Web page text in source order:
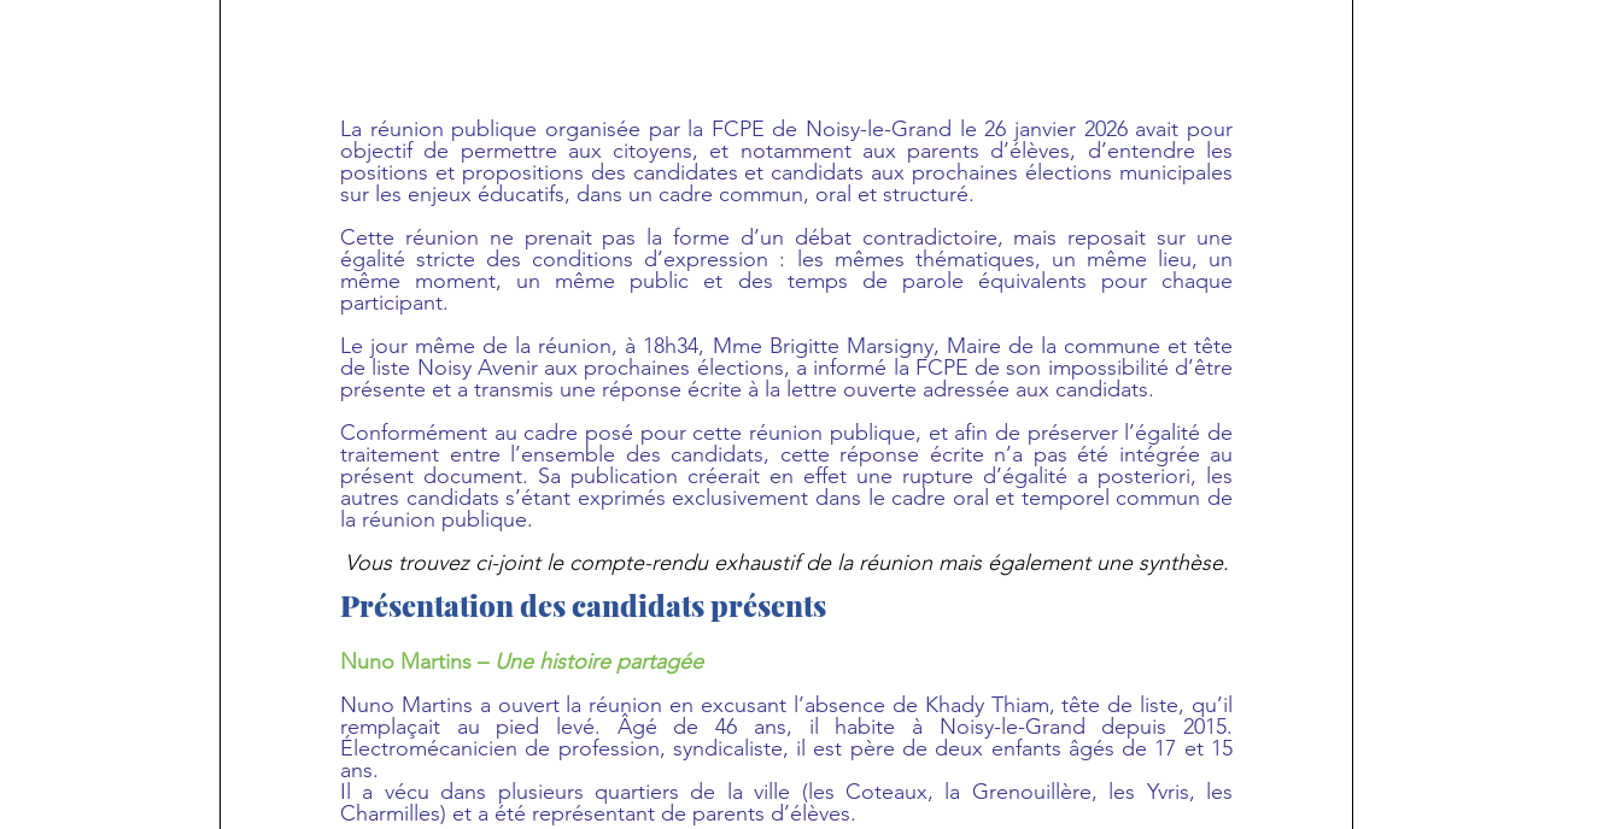
La réunion publique organisée par la FCPE de Noisy-le-Grand le 26 janvier 2026 avait pour
objectif de permettre aux citoyens, et notamment aux parents d’élèves, d’entendre les
positions et propositions des candidates et candidats aux prochaines élections municipales
sur les enjeux éducatifs, dans un cadre commun, oral et structuré.
Cette réunion ne prenait pas la forme d’un débat contradictoire, mais reposait sur une
égalité stricte des conditions d’expression : les mêmes thématiques, un même lieu, un
même moment, un même public et des temps de parole équivalents pour chaque
participant.
Le jour même de la réunion, à 18h34, Mme Brigitte Marsigny, Maire de la commune et tête
de liste Noisy Avenir aux prochaines élections, a informé la FCPE de son impossibilité d’être
présente et a transmis une réponse écrite à la lettre ouverte adressée aux candidats.
Conformément au cadre posé pour cette réunion publique, et afin de préserver l’égalité de
traitement entre l’ensemble des candidats, cette réponse écrite n’a pas été intégrée au
présent document. Sa publication créerait en effet une rupture d’égalité a posteriori, les
autres candidats s’étant exprimés exclusivement dans le cadre oral et temporel commun de
la réunion publique.
Vous trouvez ci-joint le compte-rendu exhaustif de la réunion mais également une synthèse.
Présentation des candidats présents
Nuno Martins – Une histoire partagée
Nuno Martins a ouvert la réunion en excusant l’absence de Khady Thiam, tête de liste, qu’il
remplaçait au pied levé. Âgé de 46 ans, il habite à Noisy-le-Grand depuis 2015.
Électromécanicien de profession, syndicaliste, il est père de deux enfants âgés de 17 et 15
ans.
Il a vécu dans plusieurs quartiers de la ville (les Coteaux, la Grenouillère, les Yvris, les
Charmilles) et a été représentant de parents d’élèves.